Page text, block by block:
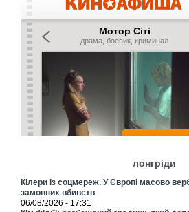
лонгріди
Кілери із соцмереж. У Європі масово
замовних вбивств
06/08/2026 - 17:31